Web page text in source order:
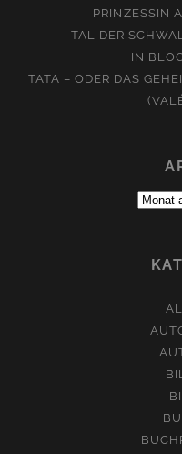
PRINZESSIN
TAL DER
IN
TATA – ODER DAS